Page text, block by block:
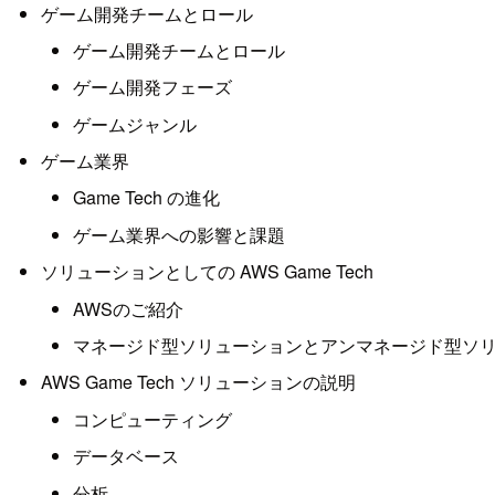
ゲーム開発チームとロール
ゲーム開発チームとロール
ゲーム開発フェーズ
ゲームジャンル
ゲーム業界
Game Tech の進化
ゲーム業界への影響と課題
ソリューションとしての AWS Game Tech
AWSのご紹介
マネージド型ソリューションとアンマネージド型ソ
AWS Game Tech ソリューションの説明
コンピューティング
データベース